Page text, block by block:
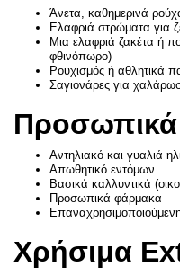
Άνετα, καθημερινά
Ελαφριά στρώματα για
Μια ελαφριά ζακέτα ή
φθινόπωρο)
Ρουχισμός ή αθλητικά
Σαγιονάρες για
Προσωπικά
Αντηλιακό και γυαλιά
Απωθητικό εντόμων
Βασικά καλλυντικά
Προσωπικά φάρμακα
Χρήσιμα